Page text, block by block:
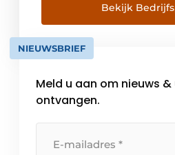
Stabico. In het najaar van
toegetreden tot de groep
kwamen ook Bureau De
Bekijk
NIEUWSBRIEF
Meld u aan om nieuws
ontvangen.